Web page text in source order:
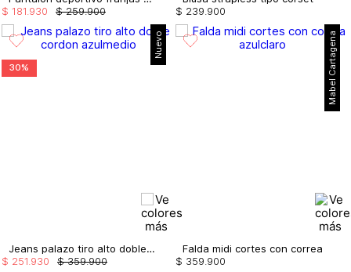
$ 259.900
$ 181 930
$ 239 900
Nuevo
30%
Jeans palazo tiro alto doble cordon
$ 359.900
$ 251 930
Mabel Cartagena
Falda midi cortes con correa
$ 359 900